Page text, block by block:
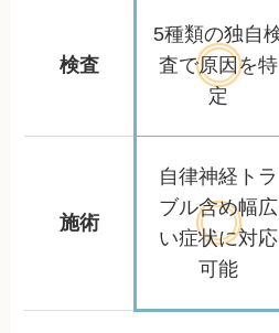
検査
5種類の独自
査で原因を特
定
施術
自律神経トラ
ブル含め幅広
い症状に対応
可能